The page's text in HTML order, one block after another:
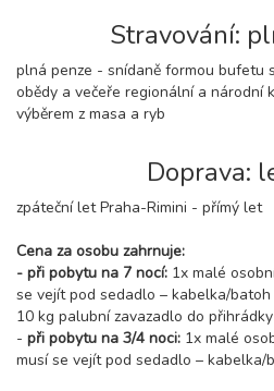
Stravování:
plná penze - snídaně formou bufetu
obědy a večeře regionální a národní
výběrem z masa a ryb
Doprava:
zpáteční let Praha-Rimini - přímý let
Cena za osobu zahrnuje:
- při pobytu na 7 nocí: 1x malé
se vejít pod sedadlo – kabelka/
10 kg palubní zavazadlo do
- při pobytu na 3/4 noci: 1x malé
musí se vejít pod sedadlo – kabelka/